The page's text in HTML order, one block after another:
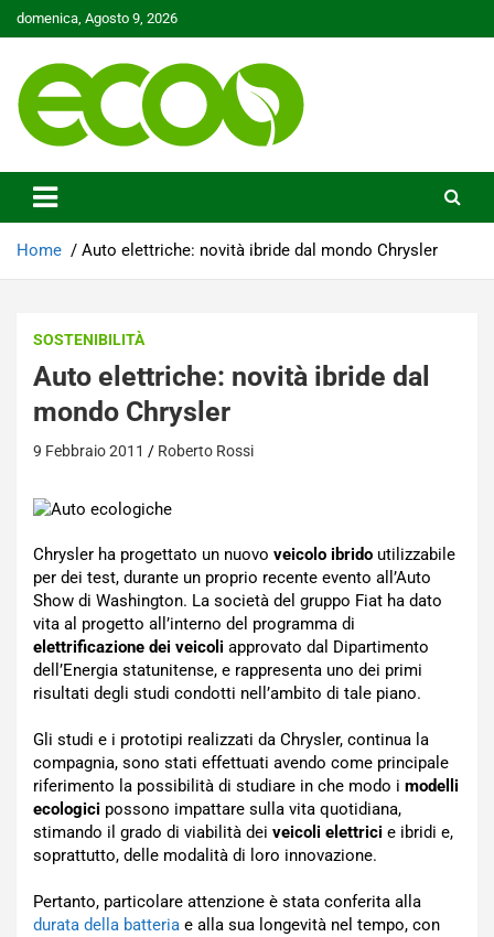
Skip
to
domenica, Agosto 9, 2026
Ecoo.it
Home Auto elettriche: novità ibride dal mondo Chrysler
SOSTENIBILITÀ
Auto elettriche: novità ibride dal
mondo Chrysler
9 Febbraio 2011 Roberto Rossi
Chrysler ha progettato un nuovo veicolo ibrido utilizzabile
per dei test, durante un proprio recente evento all’Auto
Show di Washington. La società del gruppo Fiat ha dato
vita al progetto all’interno del programma di
elettrificazione dei veicoli approvato dal Dipartimento
dell’Energia statunitense, e rappresenta uno dei primi
risultati degli studi condotti nell’ambito di tale piano.
Gli studi e i prototipi realizzati da Chrysler, continua la
compagnia, sono stati effettuati avendo come principale
riferimento la possibilità di studiare in che modo i modelli
ecologici possono impattare sulla vita quotidiana,
stimando il grado di viabilità dei veicoli elettrici e ibridi e,
soprattutto, delle modalità di loro innovazione.
Pertanto, particolare attenzione è stata conferita alla
durata della batteria e alla sua longevità nel tempo, con